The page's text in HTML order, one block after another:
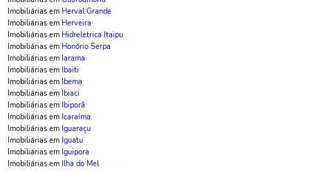
Imobiliárias em Herval Grande
Imobiliárias em Herveira
Imobiliárias em Hidreletrica Itaipu
Imobiliárias em Honório Serpa
Imobiliárias em Iarama
Imobiliárias em Ibaiti
Imobiliárias em Ibema
Imobiliárias em Ibiaci
Imobiliárias em Ibiporã
Imobiliárias em Icaraíma
Imobiliárias em Iguaraçu
Imobiliárias em Iguatu
Imobiliárias em Iguipora
Imobiliárias em Ilha do Mel